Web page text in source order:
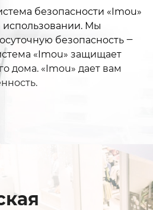
безопасности «Imou»
использовании. Мы
безопасность ‒
«Imou» защищает
дома. «Imou» дает вам